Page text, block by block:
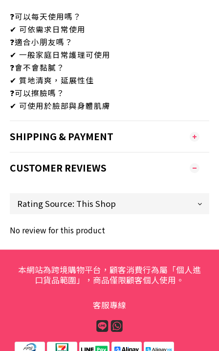
❓可以每天使用嗎？
✔ 可依需求日常使用
❓適合小朋友嗎？
✔ 一般家庭日常護理可使用
❓會不會黏膩？
✔ 質地清爽，延展性佳
❓可以擦臉嗎？
✔ 可使用於臉部與身體肌膚
SHIPPING & PAYMENT
CUSTOMER REVIEWS
No review for this product
本網站為跨境購物平台，顧客消費行為屬「個人進
口貨品範圍」，商品僅限顧客個人使用。
客服專線